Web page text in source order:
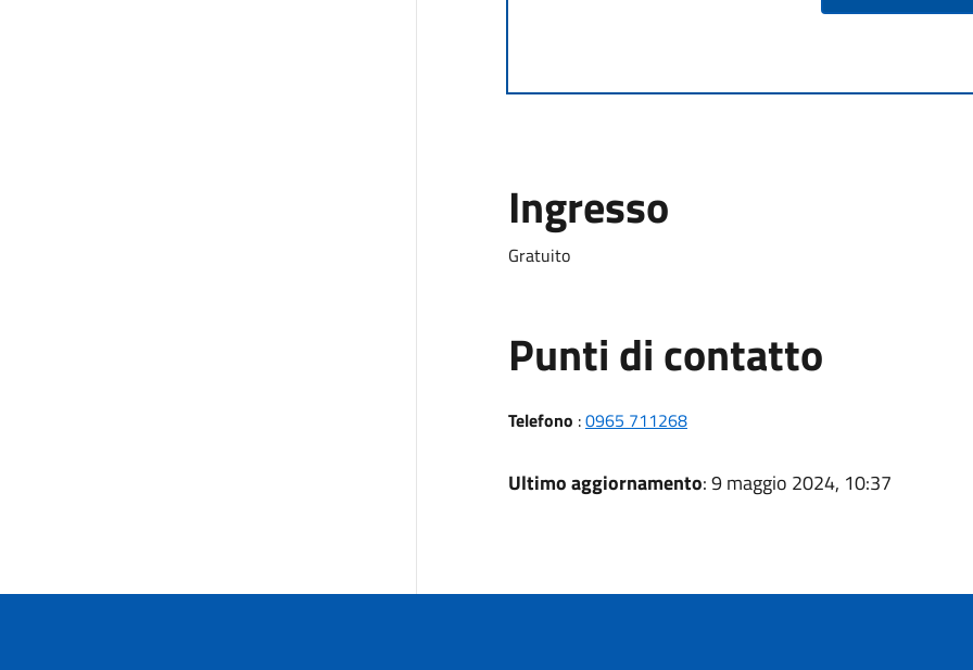
Ingresso
Gratuito
Punti di contatto
Telefono :0965 711268
Ultimo aggiornamento: 9 maggio 2024, 10:37